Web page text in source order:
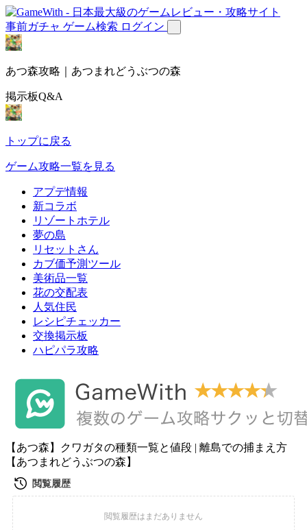
事前ガチャ ゲーム検索 ログイン
あつ森攻略｜あつまれどうぶつの森
掲示板Q&A
トップに戻る
ゲーム攻略一覧を見る
アプデ情報
新コラボ
リゾートホテル
夢の島
リセットさん
カブ価予測ツール
美術品一覧
花の交配表
人気住民
レシピチェッカー
交換掲示板
ハピパラ攻略
【あつ森】クワガタの種類一覧と値段 | 離島での捕まえ方
【あつまれどうぶつの森】